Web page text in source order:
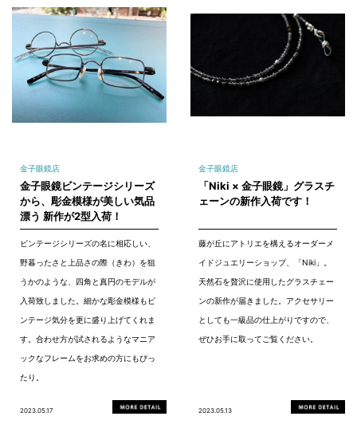
金子眼鏡店
金子眼鏡ビンテージシリーズ
から、彫金模様が美しい気品
漂う 新作が2型入荷！
ビンテージシリーズの名に相応しい、
野暮ったさと上品さの際（きわ）を狙
うかのような、四角と真円のモデルが
入荷致しました。細かな彫金模様もビ
ンテージ気分を更に盛り上げてくれま
す。合わせ方が試されるようなマニア
ックなフレームをお求めの方にもぴっ
たり。
2023.05.17
金子眼鏡店
「Niki × 金子眼鏡」グラスチ
ェーンの新作入荷です！
藤が丘にアトリエを構えるオーダーメ
イドジュエリーショップ、「Niki」。
天然石を贅沢に使用したグラスチェー
ンの新作が届きました。アクセサリー
としても一級品の仕上がりですので、
ぜひお手に取ってご覧ください。
2023.05.13